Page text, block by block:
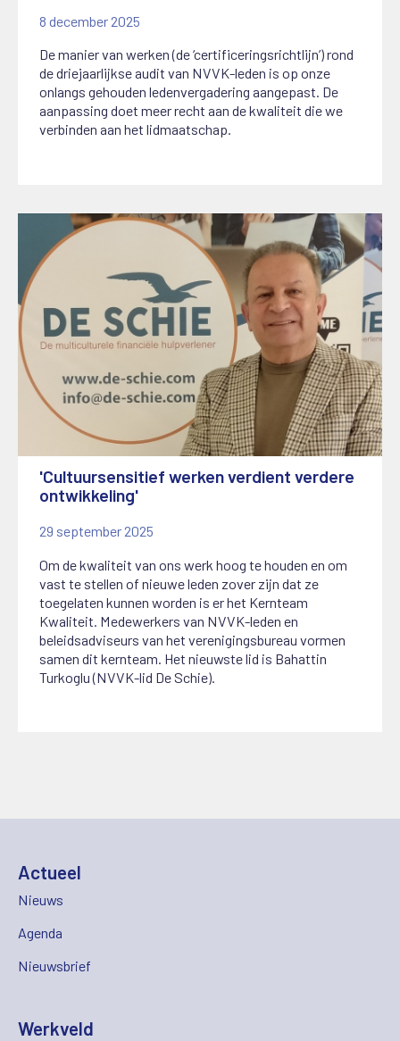
8 december 2025
De manier van werken (de ‘certificeringsrichtlijn’) rond
de driejaarlijkse audit van NVVK-leden is op onze
onlangs gehouden ledenvergadering aangepast. De
aanpassing doet meer recht aan de kwaliteit die we
verbinden aan het lidmaatschap.
'Cultuursensitief werken verdient verdere
ontwikkeling'
29 september 2025
Om de kwaliteit van ons werk hoog te houden en om
vast te stellen of nieuwe leden zover zijn dat ze
toegelaten kunnen worden is er het Kernteam
Kwaliteit. Medewerkers van NVVK-leden en
beleidsadviseurs van het verenigingsbureau vormen
samen dit kernteam. Het nieuwste lid is Bahattin
Turkoglu (NVVK-lid De Schie).
Actueel
Nieuws
Agenda
Nieuwsbrief
Werkveld